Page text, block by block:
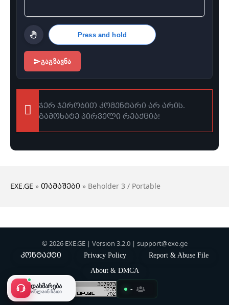
Press and hold
ᲒᲐᲒᲖᲐᲕᲜᲐ
ჯერ ჯერობით კომენტარი არ არის.
გამოხატე პირველი რეაქცია!
EXE.GE » თამაშები » Beholder 3 / Portable
© 2026 EXE.GE | Version 3.2.0 | support@exe.ge
კონტაქტი Privacy Policy
Report & Abuse File
About & DMCA
-
ᲓᲐᲮᲛᲐᲠᲔᲑᲐ
ᲝᲜᲚᲐᲘᲜ ᲩᲐᲗᲘ